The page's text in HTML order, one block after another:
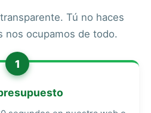
Tú no haces
nos ocupamos de todo.
1